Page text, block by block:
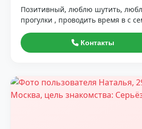
Позитивный, люблю шутить,
прогулки , проводить время в с
Контакты